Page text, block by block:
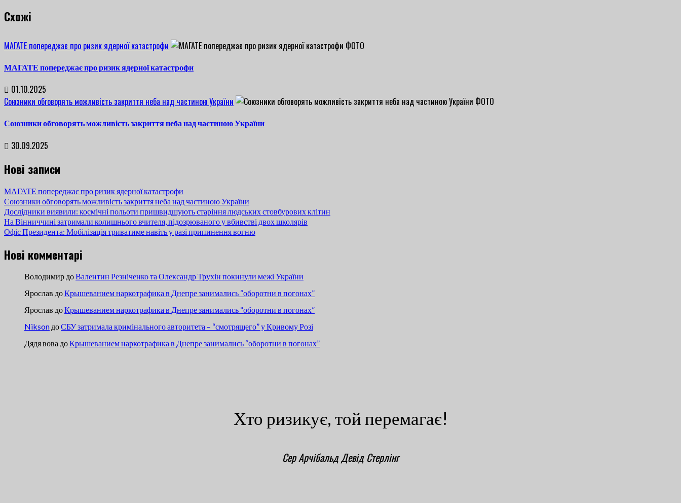
Cхожі
МАГАТЕ попереджає про ризик ядерної катастрофи
МАГАТЕ попереджає про ризик ядерної катастрофи
01.10.2025
Союзники обговорять можливість закриття неба над частиною України
Союзники обговорять можливість закриття неба над частиною України
30.09.2025
Нові записи
МАГАТЕ попереджає про ризик ядерної катастрофи
Союзники обговорять можливість закриття неба над частиною України
Дослідники виявили: космічні польоти пришвидшують старіння людських стовбурових клітин
На Вінниччині затримали колишнього вчителя, підозрюваного у вбивстві двох школярів
Офіс Президента: Мобілізація триватиме навіть у разі припинення вогню
Нові комментарі
Володимир доВалентин Резніченко та Олександр Трухін покинули межі України
Ярослав доКрышеванием наркотрафика в Днепре занимались “оборотни в погонах”
Ярослав доКрышеванием наркотрафика в Днепре занимались “оборотни в погонах”
Nikson доСБУ затримала кримінального авторитета – “смотрящего” у Кривому Розі
Дядя вова доКрышеванием наркотрафика в Днепре занимались “оборотни в погонах”
Хто ризикує, той перемагає!
Сер Арчібальд Девід Стерлінг